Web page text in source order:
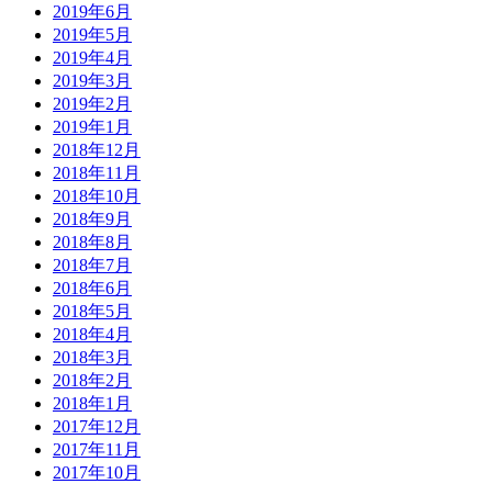
2019年6月
2019年5月
2019年4月
2019年3月
2019年2月
2019年1月
2018年12月
2018年11月
2018年10月
2018年9月
2018年8月
2018年7月
2018年6月
2018年5月
2018年4月
2018年3月
2018年2月
2018年1月
2017年12月
2017年11月
2017年10月